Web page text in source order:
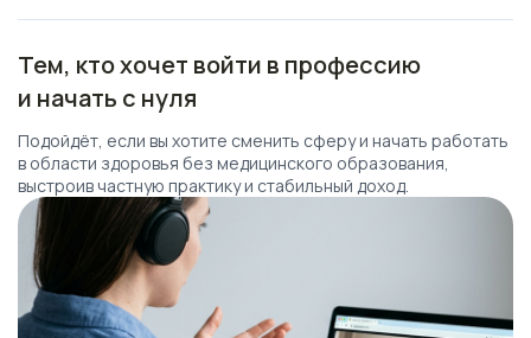
Тем, кто хочет войти в профессию
и начать с нуля
Подойдёт, если вы хотите сменить сферу и начать работать
в области здоровья без медицинского образования,
выстроив частную практику и стабильный доход.